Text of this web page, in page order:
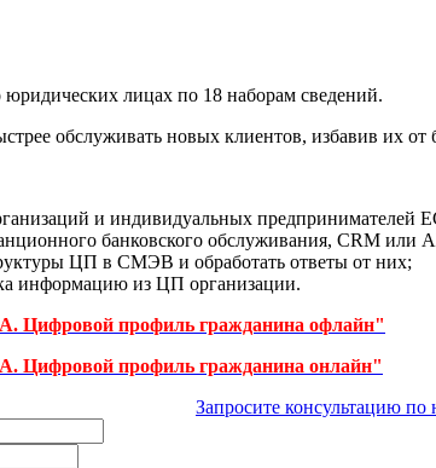
лицах по 18 наборам сведений.
обслуживать новых клиентов, избавив их от
и индивидуальных предпринимателей
банковского обслуживания, CRM
ЦП в СМЭВ и обработать ответы от них;
информацию из ЦП организации.
Цифровой профиль гражданина офлайн"
Цифровой профиль гражданина онлайн"
Запросите консультацию